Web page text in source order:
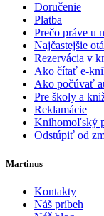
Doručenie
Platba
Prečo práve u
Najčastejšie
Rezervácia v
Ako čítať e-
Ako počúvať
Pre školy a
Reklamácie
Knihomoľský
Odstúpiť od
Martinus
Kontakty
Náš príbeh